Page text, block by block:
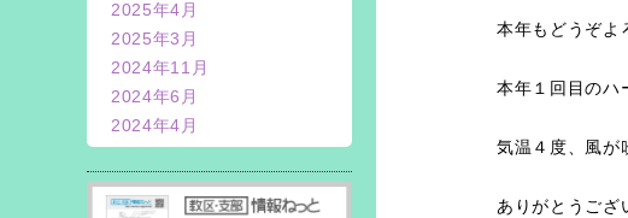
本年もどうぞよ
本年１回目のハ
気温４度、風が
ありがとうござ
2025年4月
2025年3月
2024年11月
2024年6月
2024年4月